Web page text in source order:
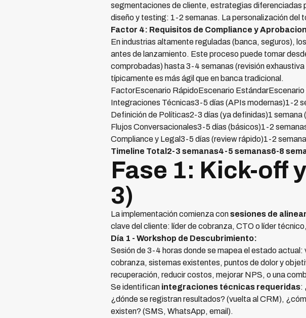
segmentaciones de cliente, estrategias diferenciadas
diseño y testing: 1-2 semanas. La personalización del
Factor 4: Requisitos de Compliance y
En industrias altamente reguladas (banca, seguros),
antes de lanzamiento. Este proceso puede tomar
comprobadas) hasta 3-4 semanas (revisión
típicamente es más ágil que en banca tradicional.
FactorEscenario RápidoEscenario EstándarEscenario
Integraciones Técnicas3-5 días (APIs modernas)1-2
Definición de Políticas2-3 días (ya definidas)1
Flujos Conversacionales3-5 días (básicos)1-2
Compliance y Legal3-5 días (review rápido)1-2
Timeline Total2-3 semanas4-5 semanas6-8
Fase 1: Kick-off
3)
La implementación comienza consesiones de
clave del cliente: líder de cobranza, CTO o líder
Día 1 - Workshop de Descubrimiento:
Sesión de 3-4 horas donde se mapea el estado
cobranza, sistemas existentes, puntos de dolor y
recuperación, reducir costos, mejorar NPS, o una
Se identifican integraciones técnicas requeridas:
¿dónde se registran resultados? (vuelta al CRM),
existen? (SMS, WhatsApp, email).